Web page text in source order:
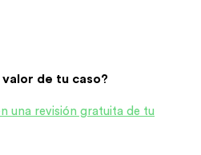
de tu caso?
una revisión gratuita de tu